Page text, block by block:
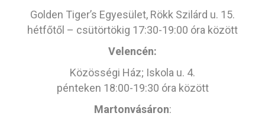
Golden Tiger’s Egyesület, Rökk Szilárd u. 15.
hétfőtől – csütörtökig 17:30-19:00 óra között
Velencén:
Közösségi Ház; Iskola u. 4.
pénteken 18:00-19:30 óra között
Martonvásáron: